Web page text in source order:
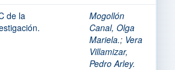
de la
Mogollón
Canal, Olga
Mariela.; Vera
Villamizar,
Pedro Arley.